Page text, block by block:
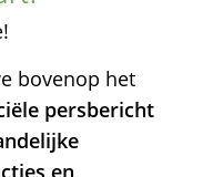
bovenop het
persbericht
en